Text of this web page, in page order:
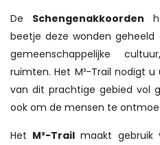
De Schengenakkoorden
beetje deze wonden
gemeenschappelijke
ruimten. Het M³-Trail nodigt
van dit prachtige gebied vol
ook om de mensen te
Het M³-Trail maakt gebruik